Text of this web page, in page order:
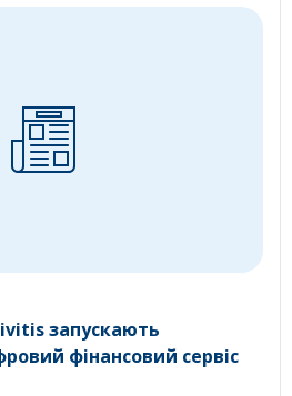
запускають
фінансовий сервіс